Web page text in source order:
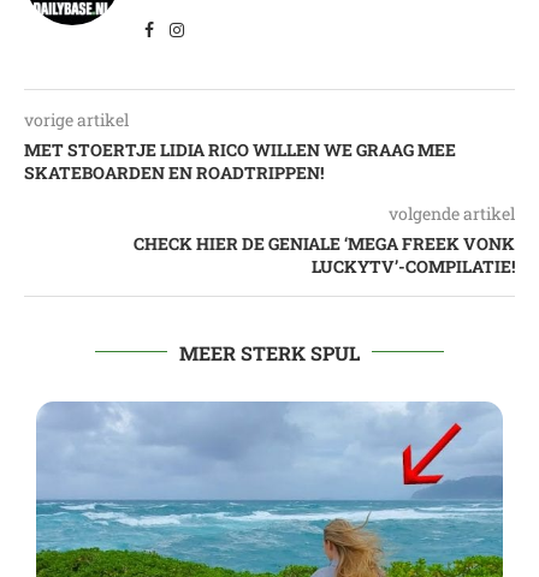
vorige artikel
MET STOERTJE LIDIA RICO WILLEN WE GRAAG MEE
SKATEBOARDEN EN ROADTRIPPEN!
volgende artikel
CHECK HIER DE GENIALE ‘MEGA FREEK VONK
LUCKYTV’-COMPILATIE!
MEER STERK SPUL